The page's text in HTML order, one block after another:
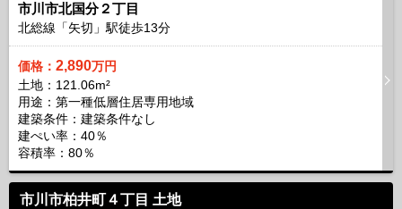
市川市北国分２丁目
北総線「矢切」駅徒歩13分
価格： 2,890万円
土地：121.06m²
用途：第一種低層住居専用地域
建築条件： 建築条件なし
建ぺい率：40％
容積率：80％
市川市柏井町４丁目 土地